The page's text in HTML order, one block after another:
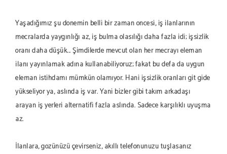
Yaşadığımız şu dönemin belli bir zaman öncesi, iş ilanlarının
mecralarda yaygınlığı az, iş bulma olasılığı daha fazla idi; işsizlik
oranı daha düşük... Şimdilerde mevcut olan her mecrayı eleman
ilanı yayınlamak adına kullanabiliyoruz; fakat bu defa da uygun
eleman istihdamı mümkün olamıyor. Hani işsizlik oranları git gide
yükseliyor ya, aslında iş var. Yani bizler gibi takım arkadaşı
arayan iş yerleri alternatifi fazla aslında. Sadece karşılıklı uyuşma
az.
İlanlara, gözünüzü çevirseniz, akıllı telefonunuzu tuşlasanız